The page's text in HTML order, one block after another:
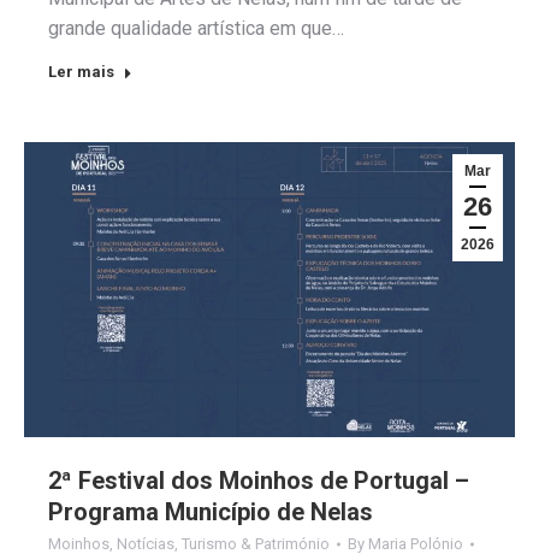
grande qualidade artística em que…
Ler mais
Mar
26
2026
2ª Festival dos Moinhos de Portugal –
Programa Município de Nelas
Moinhos Notícias Turismo & Património By Maria Polónio